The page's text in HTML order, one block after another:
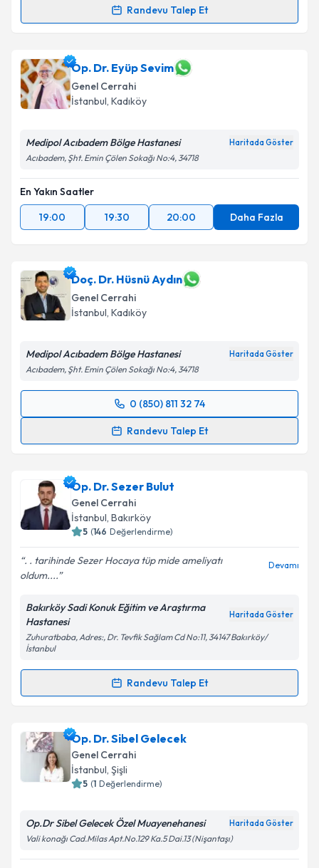
Randevu Talep Et
takvim hazırlandığında e-posta ile bilgilendireceğiz.
E-posta Adresiniz
Kişisel verilerimin işlenmesine ilişkin
Metni'ni okudum ve kişisel verilerimin belirtilen
kapsamda işlenmesini kabul ediyorum.
Op. Dr. Eyüp Sevim
Genel Cerrahi
İstanbul, Kadıköy
Medipol Acıbadem Bölge Hastanesi Haritada Göster
Acıbadem, Şht. Emin Çölen Sokağı No:4, 34718
En Yakın Saatler
19:00
19:30 20:00 Daha Fazla
Doç. Dr. Hüsnü Aydın
Genel Cerrahi
İstanbul, Kadıköy
Medipol Acıbadem Bölge Hastanesi Haritada Göster
Acıbadem, Şht. Emin Çölen Sokağı No:4, 34718
0 (850) 811 32 74
Randevu Talep Et
Randevu Takvimi Talebi
takvim hazırlandığında e-posta ile bilgilendireceğiz.
E-posta Adresiniz
kapsamda işlenmesini kabul ediyorum.
Op. Dr. Sezer Bulut
Genel Cerrahi
İstanbul, Bakırköy
5 (146 Değerlendirme)
. . tarihinde Sezer Hocaya tüp mide ameliyatı
oldum....
Devamı
Bakırköy Sadi Konuk Eğitim ve Araştırma
Hastanesi
Haritada Göster
Zuhuratbaba, Adres:, Dr. Tevfik Sağlam Cd No:11, 34147 Bakırköy/
İstanbul
Randevu Talep Et
Randevu Takvimi Talebi
Op. Dr. Sezer Bulutiçin randevu takvimi talebi
oluşturun. Size bu uzmandan randevu almanız için bir
takvim hazırlandığında e-posta ile bilgilendireceğiz.
Op. Dr. Sibel Gelecek
Genel Cerrahi
İstanbul, Şişli
5 (1 Değerlendirme)
Op.Dr Sibel Gelecek Özel Muayenehanesi Haritada Göster
Vali konağı Cad.Milas Apt.No.129 Ka.5 Dai.13 (Nişantaşı)